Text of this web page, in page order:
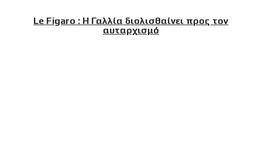
Le Figaro : Η Γαλλία διολισθαίνει προς τον
αυταρχισμό